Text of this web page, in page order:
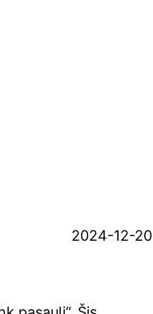
2024-12-20